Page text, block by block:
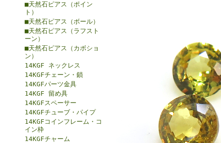
■天然石ピアス（ポイン
ト）
■天然石ピアス（ボール）
■天然石ピアス（ラフスト
ーン）
■天然石ピアス（カボショ
ン）
14KGF ネックレス
14KGFチェーン・鎖
14KGFパーツ金具
14KGF 留め具
14KGFスペーサー
14KGFチューブ・パイプ
14KGFコインフレーム・コ
イン枠
14KGFチャーム